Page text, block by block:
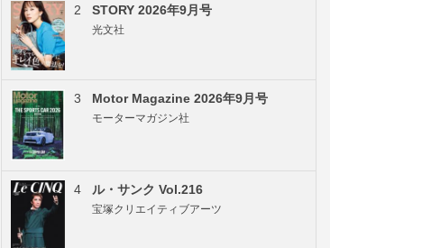
2 STORY 2026年9月号
光文社
3 Motor Magazine 2026年9月号
モーターマガジン社
4 ル・サンク Vol.216
宝塚クリエイティブアーツ